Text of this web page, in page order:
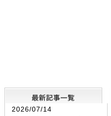
2026/07/14